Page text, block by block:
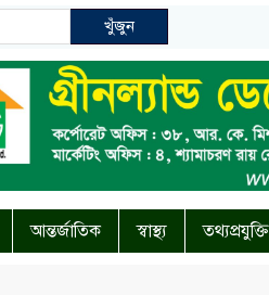
খুঁজুন
আন্তর্জাতিক স্বাস্থ্য তথ্যপ্রযুক্তি